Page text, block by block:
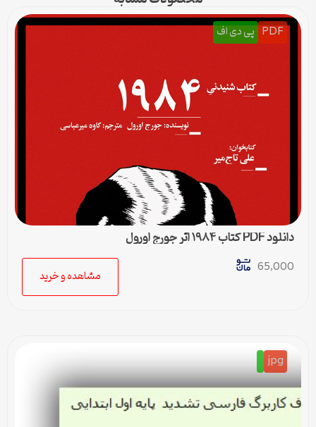
PDF پی دی اف
دانلود PDF کتاب ۱۹۸۴ اثر جورج اورول
65,000
مشاهده و خرید
jpg